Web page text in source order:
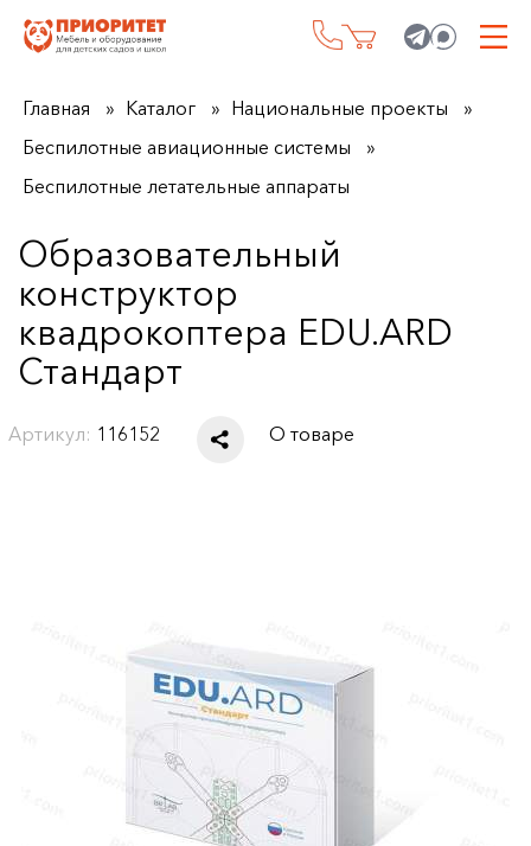
Главная Каталог
Национальные проекты
Беспилотные авиационные системы
Беспилотные летательные аппараты
Образовательный
конструктор
квадрокоптера EDU.ARD
Стандарт
Артикул: 116152 О товаре